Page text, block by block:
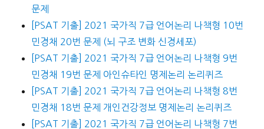
문제
[PSAT 기출] 2021 국가직 7급 언어논리 나책형 10번
민경채 20번 문제 (뇌 구조 변화 신경세포)
[PSAT 기출] 2021 국가직 7급 언어논리 나책형 9번
민경채 19번 문제 아인슈타인 명제논리 논리퀴즈
[PSAT 기출] 2021 국가직 7급 언어논리 나책형 8번
민경채 18번 문제 개인건강정보 명제논리 논리퀴즈
[PSAT 기출] 2021 국가직 7급 언어논리 나책형 7번